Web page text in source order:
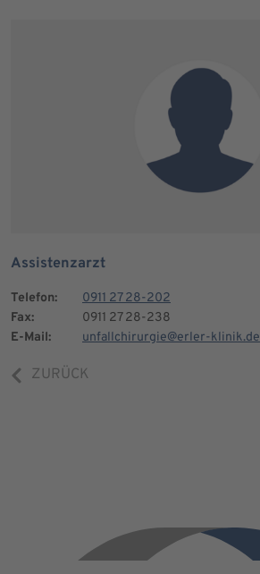
Assistenzarzt
Telefon:
0911 27 28-202
Fax:
0911 27 28-238
E-Mail:
unfallchirurgie@erler-klinik.de
ZURÜCK